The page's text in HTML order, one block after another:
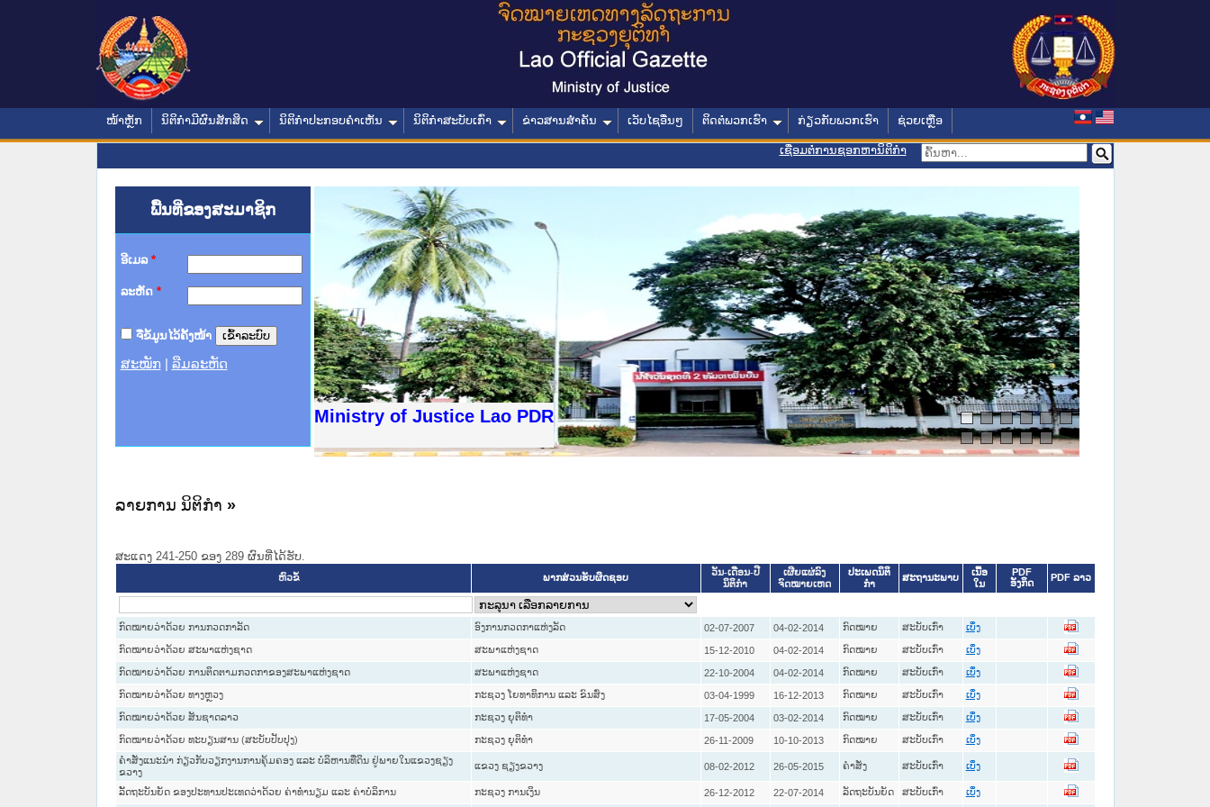
ໜ້າຫຼັກ ນິຕິກໍາມີຜົນສັກສິດ ນິຕິກໍາປະກອບຄໍາເຫັນ ນິຕິກໍາສະບັບເກົ່າ ຂ່າວສານສໍາຄັນ ເວັບໄຊອື່ນໆ ຕິດຕໍ່ພວກເຮົາ ກ່ຽວກັບພວກເຮົາ ຊ່ວຍເຫຼືອ
ເຊື່ອມຕໍ່ການຊອກຫານິຕິກຳ
ພື້ນທີ່ຂອງສະມາຊິກ
ອີເມລ *
ລະຫັດ *
ຈື່ຂໍ້ມູນໄວ້ຄັ້ງໜ້າ
ສະໝັກ ລືມລະຫັດ
Ministry of Justice Lao PDR
ານສະພາປະຊາຊົນ ພາກເໜືອ
ທາງລັດຖະການ
ສຳລັບ ພາກກາງ
ສຳລັບ ພາກໃຕ້
ວິທະຍາຄານຕຳຫຼວດປະຊາຊົນ
ວິທະຍາຄານສັນຕິບານປະຊາຊົນ
ຂັ້ນແຂວງພາກເໜືອ
ານສະພາປະຊາຊົນ ພາກກາງ
ລາຍການ ນິຕິກໍາ »
ສະແດງ 241-250 ຂອງ 289 ຜົນທີ່ໄດ້ຮັບ.
ຫົວຂໍ້ ພາກສ່ວນຮັບຜິດຊອບ
ວັນ-ເດືອນ-ປີ
ນິຕິກໍາ
ເຜີຍແຜ່ລົງ
ຈົດໝາຍເຫດ
ປະເພດນິຕິ
ກໍາ
ສະຖານະພາບ
ເນື້ອ
ໃນ
PDF
ອັງກິດ
PDF ລາວ
ກົດໝາຍວ່າດ້ວຍ ການກວດກາລັດ ອົງການກວດກາແຫ່ງລັດ 02-07-2007 04-02-2014 ກົດໝາຍ ສະບັບເກົ່າ ເບິ່ງ
ກົດໝາຍວ່າດ້ວຍ ສະພາແຫ່ງຊາດ ສະພາແຫ່ງຊາດ 15-12-2010 04-02-2014 ກົດໝາຍ ສະບັບເກົ່າ ເບິ່ງ
ກົດໝາຍວ່າດ້ວຍ ການຕິດຕາມກວດກາຂອງສະພາແຫ່ງຊາດ ສະພາແຫ່ງຊາດ 22-10-2004 04-02-2014 ກົດໝາຍ ສະບັບເກົ່າ ເບິ່ງ
ກົດ​ໝາຍ​ວ່າ​ດ້ວຍ ທາງຫຼວງ ກະຊວງ ໂຍທາທິການ ແລະ ຂົນສົ່ງ 03-04-1999 16-12-2013 ກົດໝາຍ ສະບັບເກົ່າ ເບິ່ງ
ກົດໝາຍວ່າດ້ວຍ ສັນຊາດລາວ ກະຊວງ ຍຸຕິທໍາ 17-05-2004 03-02-2014 ກົດໝາຍ ສະບັບເກົ່າ ເບິ່ງ
ກົດໝາຍວ່າດ້ວຍ ທະບຽນສານ (ສະບັບປັບປຸງ) ກະຊວງ ຍຸຕິທໍາ 26-11-2009 10-10-2013 ກົດໝາຍ ສະບັບເກົ່າ ເບິ່ງ
ຄຳສັ່ງແນະນຳ ກ່ຽວກັບວຽກງານການຄຸ້ມຄອງ ແລະ ບໍລິຫານທີ່ດິນ ຢູ່ພາຍໃນແຂວງຊຽງ
ຂວາງ
ແຂວງ ຊຽງຂວາງ 08-02-2012 26-05-2015 ຄໍາສັ່ງ ສະບັບເກົ່າ ເບິ່ງ
ລັັດຖະບັນຍັດ ຂອງປະທານປະເທດວ່າດ້ວຍ ຄ່າທຳນຽມ ແລະ ຄ່າບໍລິການ ກະຊວງ ການເງິນ 26-12-2012 22-07-2014 ລັດຖະບັນຍັດ ສະບັບເກົ່າ ເບິ່ງ